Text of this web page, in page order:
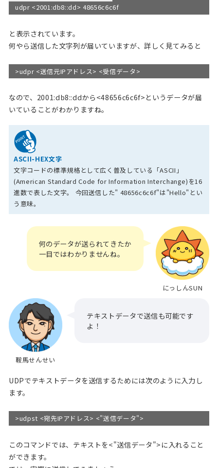
udpr <2001:db8::dd> 48656c6c6f
と表示されています。
何やら送信した文字列が届いていますが、詳しく見てみると
>udpr <送信元IPアドレス> <受信データ>
なので、2001:db8::ddから<48656c6c6f>というデータが届
いていることがわかりますね。
ASCII-HEX文字
文字コードの標準規格として広く普及している 「ASCII」
(American Standard Code for Information Interchange)を16
進数で表した文字。
今回送信した" 48656c6c6f"は"Hello"とい
う意味。
にっしんSUN
何のデータが送られてきたか
一目ではわかりませんね。
鞍馬せんせい
テキストデータで送信も可能です
よ！
UDPでテキストデータを送信するためには次のように入力し
ます。
>udpst <宛先IPアドレス> <"送信データ">
このコマンドでは、テキストを<"送信データ">に入れること
ができます。